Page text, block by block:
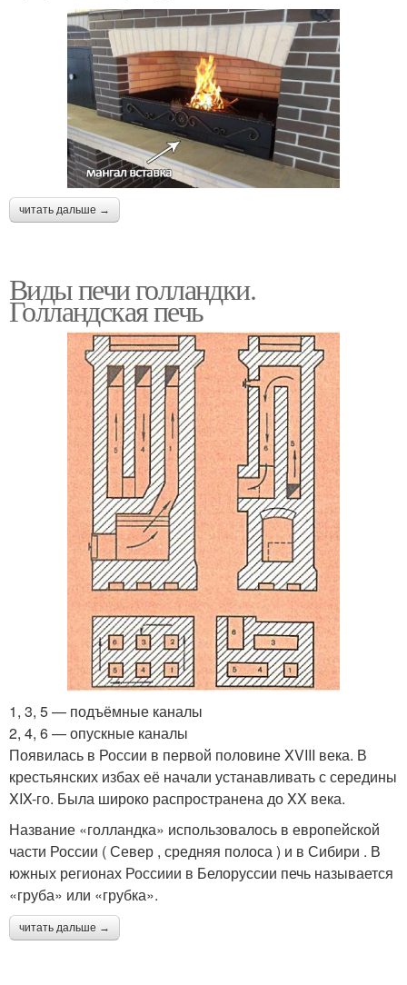
читать дальше →
Виды печи голландки.
Голландская печь
1, 3, 5 — подъёмные каналы
2, 4, 6 — опускные каналы
Появилась в России в первой половине XVIII века. В
крестьянских избах её начали устанавливать с середины
XIX-го. Была широко распространена до XX века.
Название «голландка» использовалось в европейской
части России ( Север , средняя полоса ) и в Сибири . В
южных регионах Россиии в Белоруссии печь называется
«груба» или «грубка».
читать дальше →